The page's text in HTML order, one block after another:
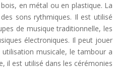
en métal ou en plastique. La
sons rythmiques. Il est utilisé
de musique traditionnelle, les
électroniques. Il peut jouer
musicale, le tambour a
il est utilisé dans les cérémonies